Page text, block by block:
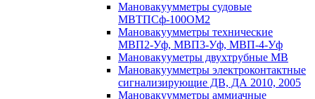
Мановакуумметры судовые
МВТПСф-100ОМ2
Мановакуумметры технические
МВП2-Уф, МВП3-Уф, МВП-4-Уф
Мановакууметры двухтрубные МВ
Мановакуумметры электроконтактные
сигнализирующие ДВ, ДА 2010, 2005
Мановакуумметры аммиачные